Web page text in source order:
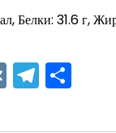
Белки: 31.6 г,
VK